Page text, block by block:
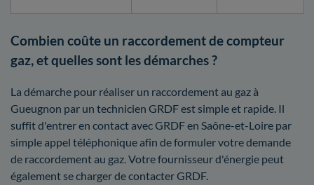
Combien coûte un raccordement de compteur
gaz, et quelles sont les démarches ?
La démarche pour réaliser un raccordement au gaz à
Gueugnon par un technicien GRDF est simple et rapide. Il
suffit d'entrer en contact avec GRDF en Saône-et-Loire par
simple appel téléphonique afin de formuler votre demande
de raccordement au gaz. Votre fournisseur d'énergie peut
également se charger de contacter GRDF.